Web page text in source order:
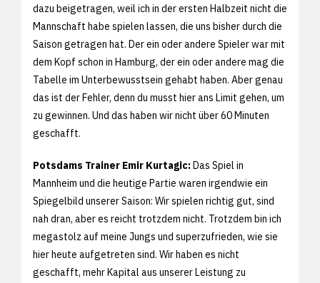
dazu beigetragen, weil ich in der ersten Halbzeit nicht die
Mannschaft habe spielen lassen, die uns bisher durch die
Saison getragen hat. Der ein oder andere Spieler war mit
dem Kopf schon in Hamburg, der ein oder andere mag die
Tabelle im Unterbewusstsein gehabt haben. Aber genau
das ist der Fehler, denn du musst hier ans Limit gehen, um
zu gewinnen. Und das haben wir nicht über 60 Minuten
geschafft.
Potsdams Trainer Emir Kurtagic:Das Spiel in
Mannheim und die heutige Partie waren irgendwie ein
Spiegelbild unserer Saison: Wir spielen richtig gut, sind
nah dran, aber es reicht trotzdem nicht. Trotzdem bin ich
megastolz auf meine Jungs und superzufrieden, wie sie
hier heute aufgetreten sind. Wir haben es nicht
geschafft, mehr Kapital aus unserer Leistung zu